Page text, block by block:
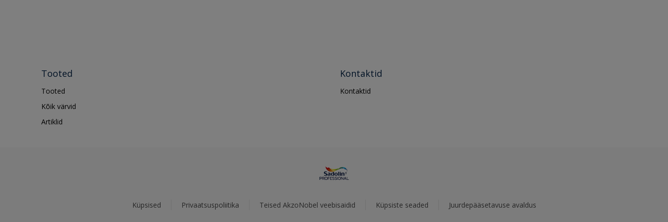
Tooted
Tooted
Kõik värvid
Artiklid
Kontaktid
Kontaktid
Küpsised Privaatsuspoliitika Teised AkzoNobel veebisaidid Küpsiste seaded Juurdepääsetavuse avaldus